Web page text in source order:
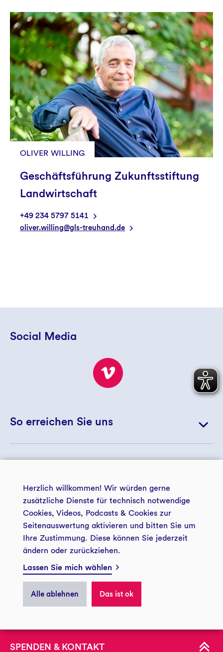
OLIVER WILLING
Geschäftsführung Zukunftsstiftung
Landwirtschaft
+49 234 5797 5141
oliver.willing@gls-treuhand.de
KONTAKT
Social Media
So erreichen Sie uns
landwirtschaft@gls-treuhand.de
Zur Kontaktseite
Zukunftsstiftung Landwirtschaft
GLS Treuhand e.V.
Postfach: 44774 Bochum
------------------------------
Impressum
zentrale Datenschutzerklärung
der GLS Treuhand e.V.
Privatsphäre
Herzlich willkommen! Wir würden gerne
zusätzliche Dienste für technisch notwendige
Cookies, Videos, Podcasts & Cookies zur
Seitenauswertung aktivieren und bitten Sie um
Ihre Zustimmung. Diese können Sie jederzeit
ändern oder zurückziehen.
Lassen Sie mich wählen
Alle ablehnen Das ist ok